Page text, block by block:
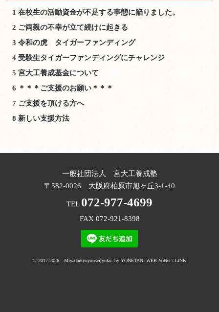
1 在校生の活動資金が不足する事態に陥りました。
2 ご両親の不幸が立て続けに起きる
3 令和の虎 タイガーファンディング
4 受験生タイガーファンディングにチャレンジ
5 宮大工養成基金について
6 ＊＊＊ご支援のお願い＊＊＊
7 ご支援を頂ける方へ
8 新しい支援方法
一般社団法人 宮大工養成塾
〒582-0026 大阪府柏原市旭ヶ丘3-1-40
TEL 072-977-4699
FAX 072-921-8398
© 2017-2026 Miyadaikyuyouseijyuku. by YONETANI WEB-YoNet / LINK